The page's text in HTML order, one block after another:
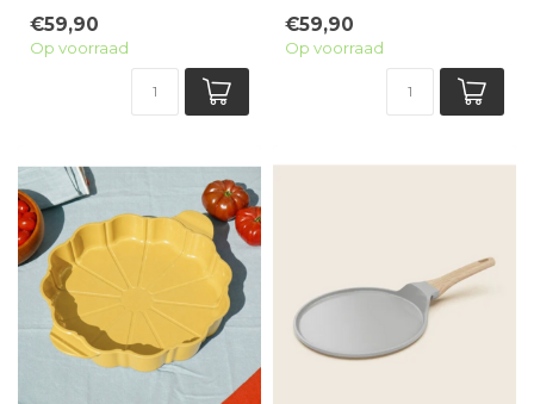
€59,90
Op voorraad
te verwarmen om ...
€59,90
Op voorraad